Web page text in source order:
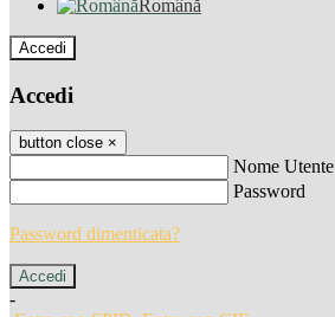
Română
Accedi
Accedi
button close ×
Nome Utente
Password
Password dimenticata?
-